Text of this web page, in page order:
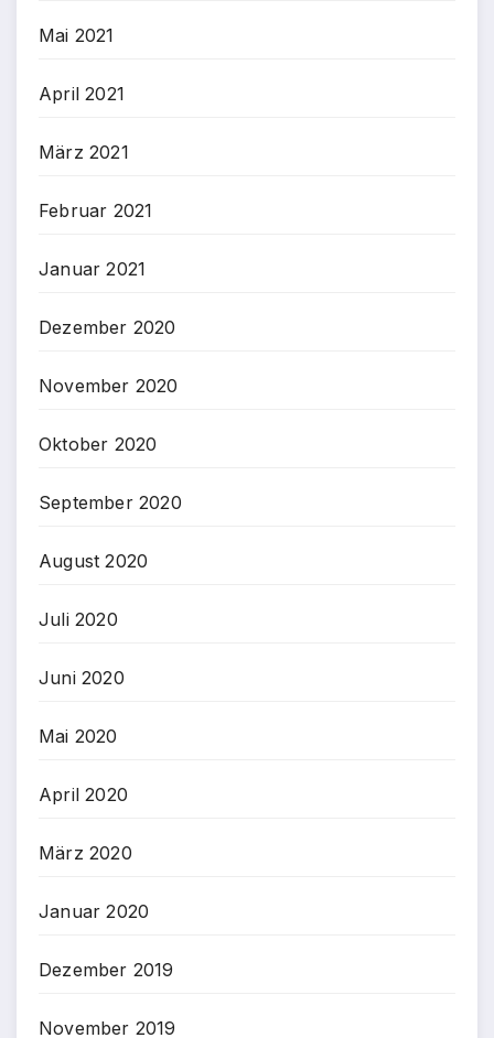
Mai 2021
April 2021
März 2021
Februar 2021
Januar 2021
Dezember 2020
November 2020
Oktober 2020
September 2020
August 2020
Juli 2020
Juni 2020
Mai 2020
April 2020
März 2020
Januar 2020
Dezember 2019
November 2019